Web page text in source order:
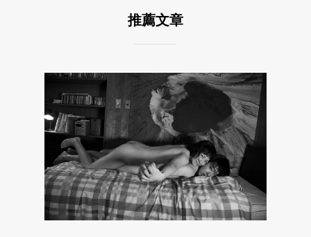
推薦文章